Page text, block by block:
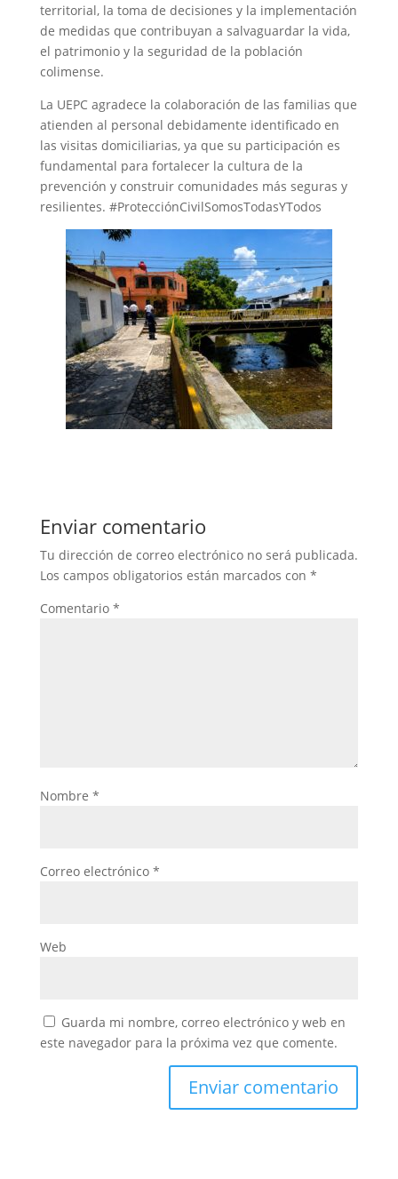
territorial, la toma de decisiones y la implementación
de medidas que contribuyan a salvaguardar la vida,
el patrimonio y la seguridad de la población
colimense.
La UEPC agradece la colaboración de las familias que
atienden al personal debidamente identificado en
las visitas domiciliarias, ya que su participación es
fundamental para fortalecer la cultura de la
prevención y construir comunidades más seguras y
resilientes. #ProtecciónCivilSomosTodasYTodos
Enviar comentario
Tu dirección de correo electrónico no será publicada.
Los campos obligatorios están marcados con *
Comentario *
Nombre *
Correo electrónico *
Web
Guarda mi nombre, correo electrónico y web en
este navegador para la próxima vez que comente.